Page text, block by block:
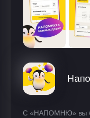
С «НАПОМНЮ» вы